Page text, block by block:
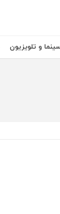
و تلویزیون